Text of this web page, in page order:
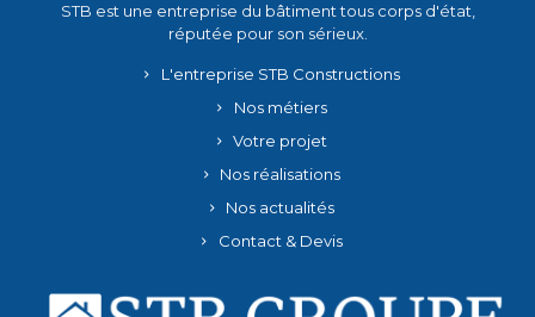
STB est une entreprise du bâtiment tous corps d'état,
réputée pour son sérieux.
L'entreprise STB Constructions
Nos métiers
Votre projet
Nos réalisations
Nos actualités
Contact & Devis